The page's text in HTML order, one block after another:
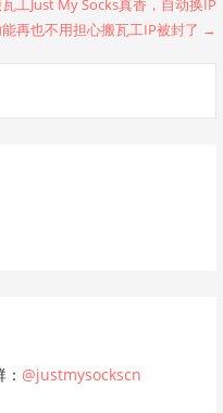
工Just My Socks真香，自动换IP
再也不用担心搬瓦工IP被封了 →
@justmysockscn